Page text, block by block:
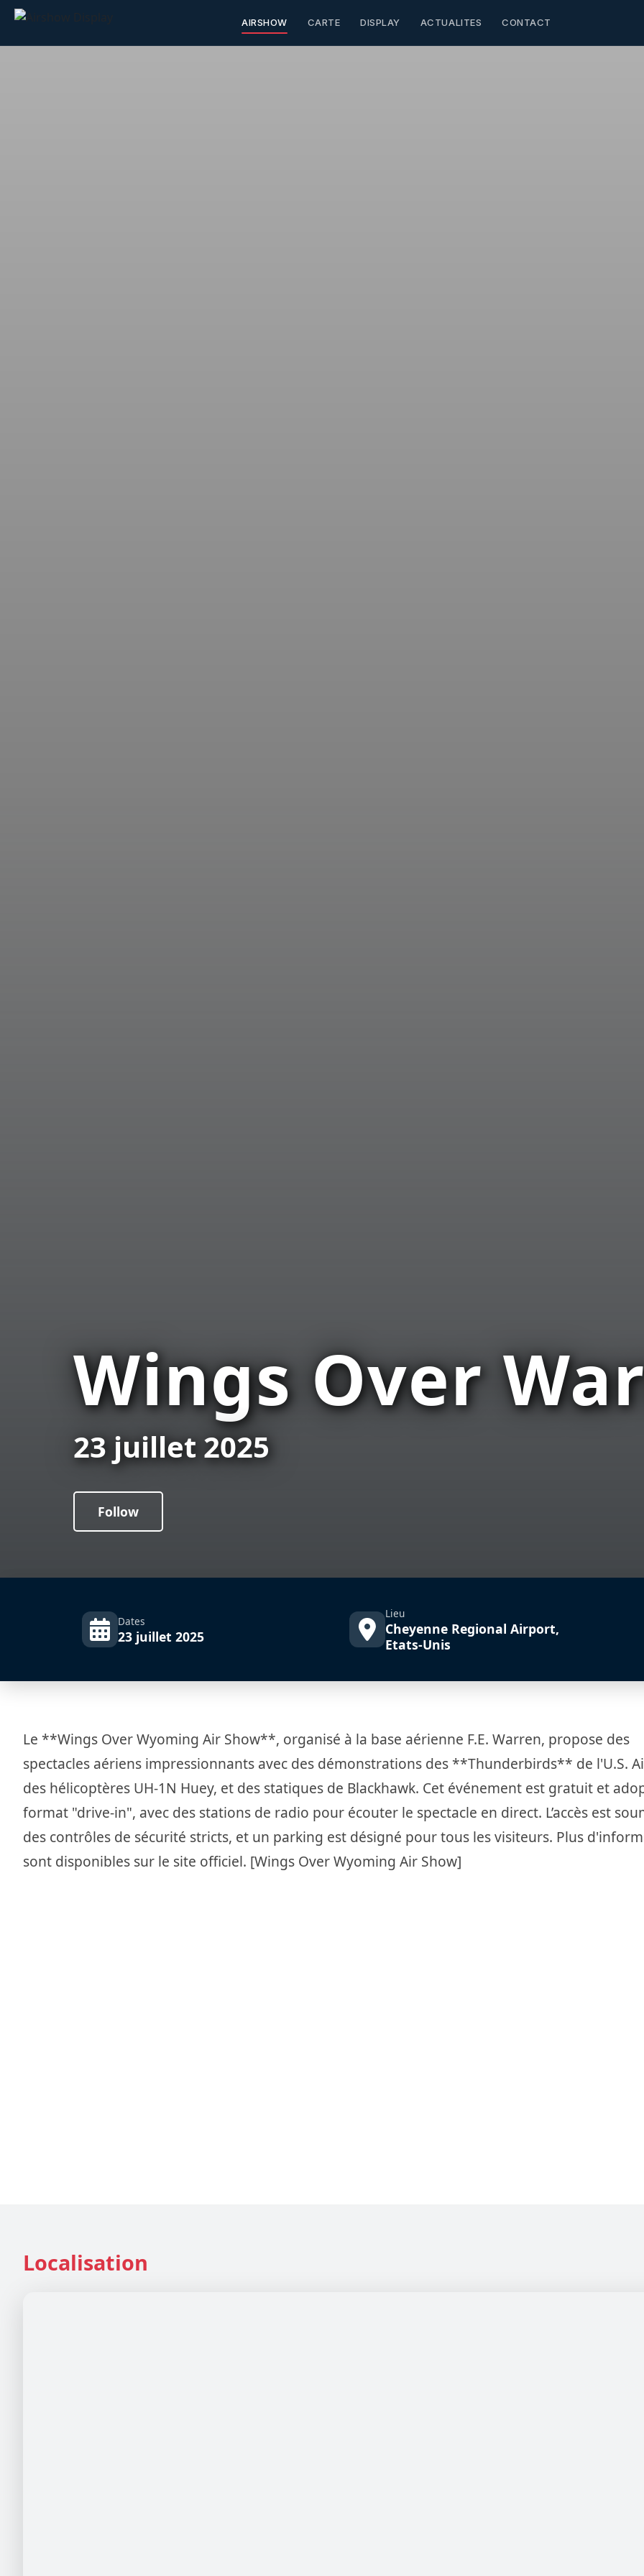
AIRSHOW CARTE DISPLAY ACTUALITES CONTACT
Wings Over
23 juillet 2025
Follow
Dates
23 juillet 2025
Lieu
Cheyenne Regional Airport,
Etats-Unis
Le **Wings Over Wyoming Air Show**, organisé à la base aérienne F.E. Warren, propose des
spectacles aériens impressionnants avec des démonstrations des **Thunderbirds** de l'U.S.
des hélicoptères UH-1N Huey, et des statiques de Blackhawk. Cet événement est gratuit et
format "drive-in", avec des stations de radio pour écouter le spectacle en direct. L’accès est
des contrôles de sécurité stricts, et un parking est désigné pour tous les visiteurs. Plus
sont disponibles sur le site officiel. [Wings Over Wyoming Air Show]
Localisation